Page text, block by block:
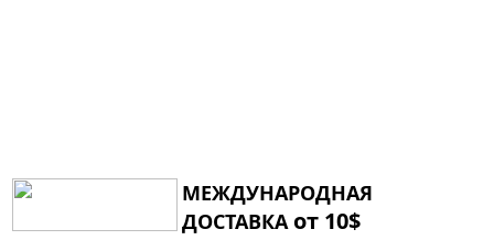
МЕЖДУНАРОДНАЯ
ДОСТАВКА от 10$